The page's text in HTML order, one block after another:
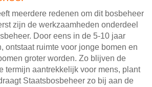
meerdere redenen om dit bosbeheer
zijn de werkzaamheden onderdeel
Door eens in de 5-10 jaar
ontstaat ruimte voor jonge bomen en
groter worden. Zo blijven de
termijn aantrekkelijk voor mens, plant
Staatsbosbeheer zo bij aan de